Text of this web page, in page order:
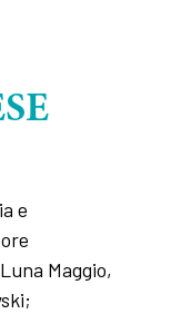
e
Maggio,